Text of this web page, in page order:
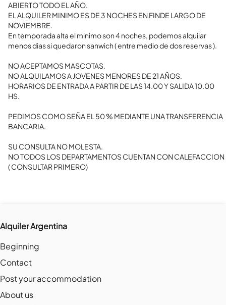
ABIERTO TODO EL AÑO.
EL ALQUILER MINIMO ES DE 3 NOCHES EN FINDE LARGO DE
NOVIEMBRE.
En temporada alta el minimo son 4 noches, podemos alquilar
menos dias si quedaron sanwich ( entre medio de dos reservas ).
NO ACEPTAMOS MASCOTAS.
NO ALQUILAMOS A JOVENES MENORES DE 21 AÑOS.
HORARIOS DE ENTRADA A PARTIR DE LAS 14.00 Y SALIDA 10.00
HS.
PEDIMOS COMO SEÑA EL 50 % MEDIANTE UNA TRANSFERENCIA
BANCARIA.
SU CONSULTA NO MOLESTA.
NO TODOS LOS DEPARTAMENTOS CUENTAN CON CALEFACCION
( CONSULTAR PRIMERO)
Alquiler Argentina
Beginning
Contact
Post your accommodation
About us